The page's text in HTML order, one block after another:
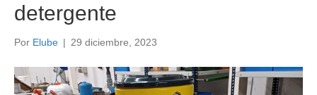
detergente
Por Elube | 29 diciembre, 2023